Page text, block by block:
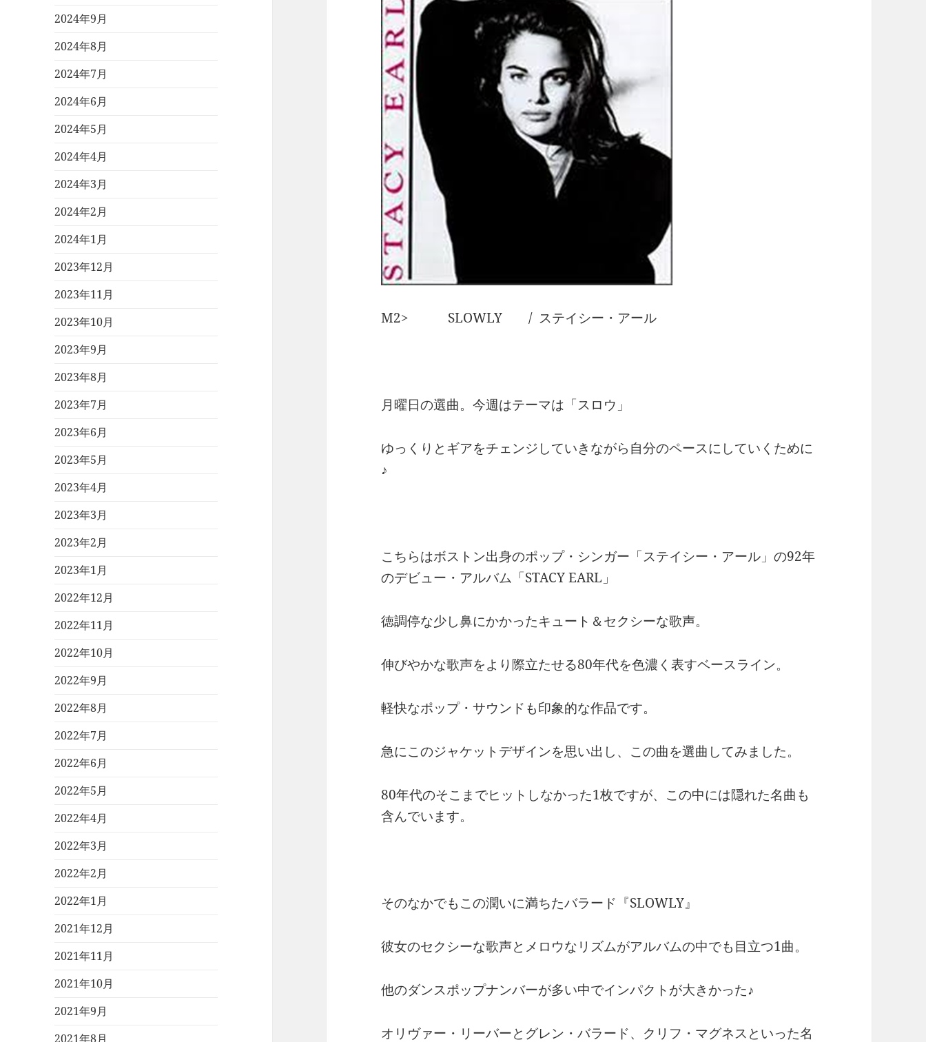
2024年9月
2024年8月
2024年7月
2024年6月
2024年5月
2024年4月
2024年3月
2024年2月
2024年1月
2023年12月
2023年11月
2023年10月
2023年9月
2023年8月
2023年7月
2023年6月
2023年5月
2023年4月
2023年3月
2023年2月
2023年1月
2022年12月
2022年11月
2022年10月
2022年9月
2022年8月
2022年7月
2022年6月
2022年5月
2022年4月
2022年3月
2022年2月
2022年1月
2021年12月
2021年11月
2021年10月
2021年9月
2021年8月
M2> SLOWLY / ステイシー・アール
月曜日の選曲。今週はテーマは「スロウ」
ゆっくりとギアをチェンジしていきながら自分のペースにしていくために
♪
こちらはボストン出身のポップ・シンガー「ステイシー・アール」の92年
のデビュー・アルバム「STACY EARL」
徳調停な少し鼻にかかったキュート＆セクシーな歌声。
伸びやかな歌声をより際立たせる80年代を色濃く表すベースライン。
軽快なポップ・サウンドも印象的な作品です。
急にこのジャケットデザインを思い出し、この曲を選曲してみました。
80年代のそこまでヒットしなかった1枚ですが、この中には隠れた名曲も
含んでいます。
そのなかでもこの潤いに満ちたバラード『SLOWLY』
彼女のセクシーな歌声とメロウなリズムがアルバムの中でも目立つ1曲。
他のダンスポップナンバーが多い中でインパクトが大きかった♪
オリヴァー・リーバーとグレン・バラード、クリフ・マグネスといった名